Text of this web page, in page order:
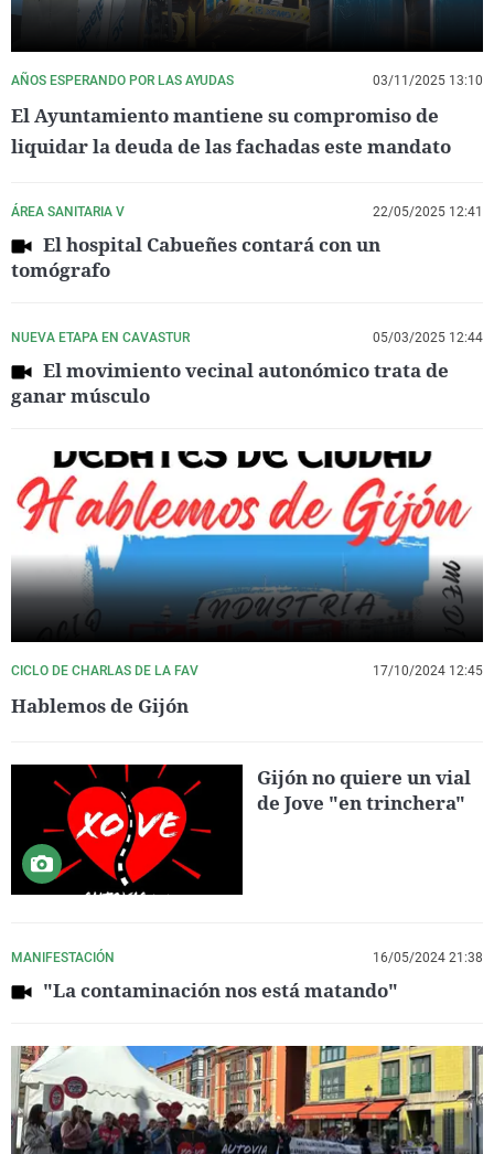
AÑOS ESPERANDO POR LAS AYUDAS 03/11/2025 13:10
El Ayuntamiento mantiene su compromiso de
liquidar la deuda de las fachadas este mandato
ÁREA SANITARIA V 22/05/2025 12:41
El hospital Cabueñes contará con un
tomógrafo
NUEVA ETAPA EN CAVASTUR 05/03/2025 12:44
El movimiento vecinal autonómico trata de
ganar músculo
CICLO DE CHARLAS DE LA FAV 17/10/2024 12:45
Hablemos de Gijón
Gijón no quiere un vial
de Jove "en trinchera"
MANIFESTACIÓN 16/05/2024 21:38
"La contaminación nos está matando"